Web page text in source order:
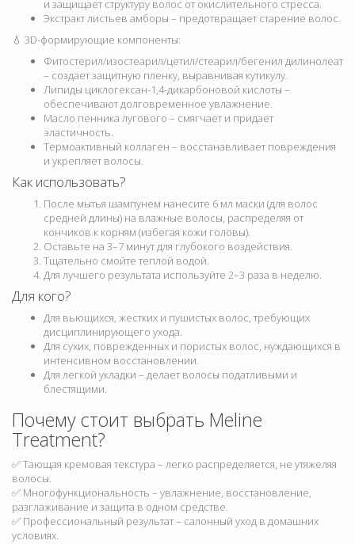
и защищает структуру волос от окислительного стресса.
Экстракт листьев амборы – предотвращает старение волос.
💧 3D-формирующие компоненты:
Фитостерил/изостеарил/цетил/стеарил/бегенил дилинолеат
– создает защитную пленку, выравнивая кутикулу.
Липиды циклогексан-1,4-дикарбоновой кислоты –
обеспечивают долговременное увлажнение.
Масло пенника лугового – смягчает и придает
эластичность.
Термоактивный коллаген – восстанавливает повреждения
и укрепляет волосы.
Как использовать?
После мытья шампунем нанесите 6 мл маски (для волос
средней длины) на влажные волосы, распределяя от
кончиков к корням (избегая кожи головы).
Оставьте на 3–7 минут для глубокого воздействия.
Тщательно смойте теплой водой.
Для лучшего результата используйте 2–3 раза в неделю.
Для кого?
Для вьющихся, жестких и пушистых волос, требующих
дисциплинирующего ухода.
Для сухих, поврежденных и пористых волос, нуждающихся в
интенсивном восстановлении.
Для легкой укладки – делает волосы податливыми и
блестящими.
Почему стоит выбрать Meline
Treatment?
✅ Тающая кремовая текстура – легко распределяется, не утяжеляя
волосы.
✅ Многофункциональность – увлажнение, восстановление,
разглаживание и защита в одном средстве.
✅ Профессиональный результат – салонный уход в домашних
условиях.